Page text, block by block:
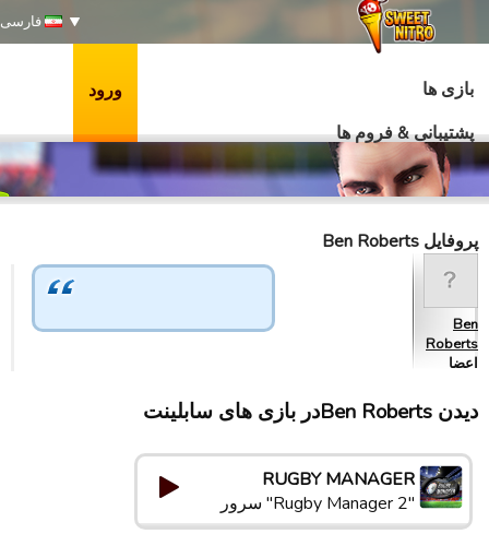
فارسی
بازی ها
پشتیبانی & فروم ها
ورود
پروفایل Ben Roberts
Ben
Roberts
اعضا
دیدن Ben Robertsدر بازی های سابلینت
RUGBY MANAGER
"Rugby Manager 2" سرور